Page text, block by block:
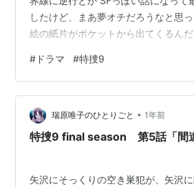
したけど、まあ夢オチだろうなと思
絵の紙片がポケットから出てくるん
やすかった笑。サイエンスフィクショ
ふしぎのほうのSFかな。たまにはこ
も。 夜ごはんを用意しているのに連
ら悲しいし、そのうえ嘘ついて無理し
らなおさらイラッとするよね。ただ、
# ドラマ #特捜9
瑞原唯子のひとりごと • 1年前
特捜9 final season 第5話「間
矢沢にそっくりの空き巣犯が、矢沢